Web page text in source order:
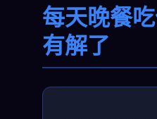
每天晚餐
有解了